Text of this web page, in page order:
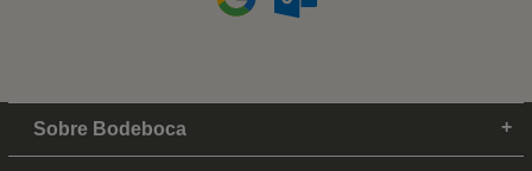
Sobre Bodeboca